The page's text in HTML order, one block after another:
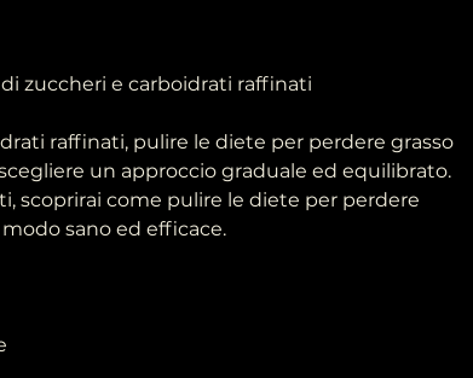
zuccheri e carboidrati raffinati
raffinati, pulire le diete per perdere grasso
un approccio graduale ed equilibrato.
scoprirai come pulire le diete per perdere
sano ed efficace.